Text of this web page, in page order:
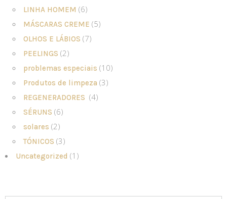
LINHA HOMEM (6)
MÁSCARAS CREME (5)
OLHOS E LÁBIOS (7)
PEELINGS (2)
problemas especiais (10)
Produtos de limpeza (3)
REGENERADORES (4)
SÉRUNS (6)
solares (2)
TÓNICOS (3)
Uncategorized (1)